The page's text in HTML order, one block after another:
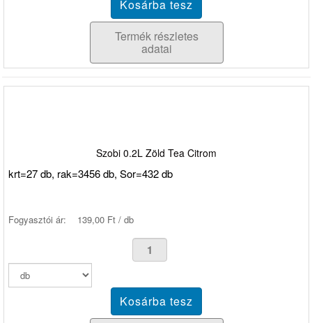
Termék részletes
adatai
Szobi 0.2L Zöld Tea Citrom
krt=27 db, rak=3456 db, Sor=432 db
Fogyasztói ár: 139,00 Ft / db